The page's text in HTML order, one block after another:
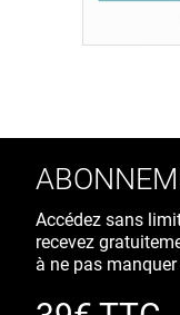
Accédez sans
recevez
à ne pas manquer